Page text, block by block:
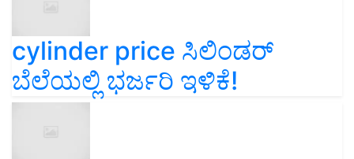
cylinder price ಸಿಲಿಂಡರ್‌
ಬೆಲೆಯಲ್ಲಿ ಭರ್ಜರಿ ಇಳಿಕೆ!